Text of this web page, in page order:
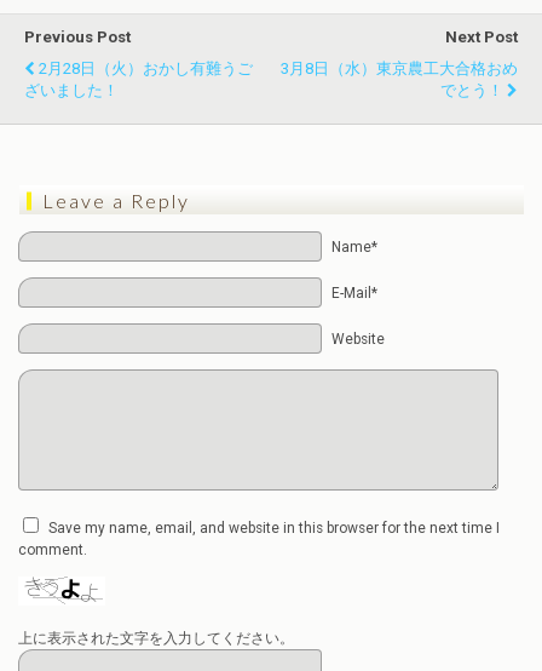
Previous Post
2月28日（火）おかし有難うご
ざいました！
Next Post
3月8日（水）東京農工大合格おめ
でとう！
Leave a Reply
Name*
E-Mail*
Website
Save my name, email, and website in this browser for the next time I
comment.
上に表示された文字を入力してください。